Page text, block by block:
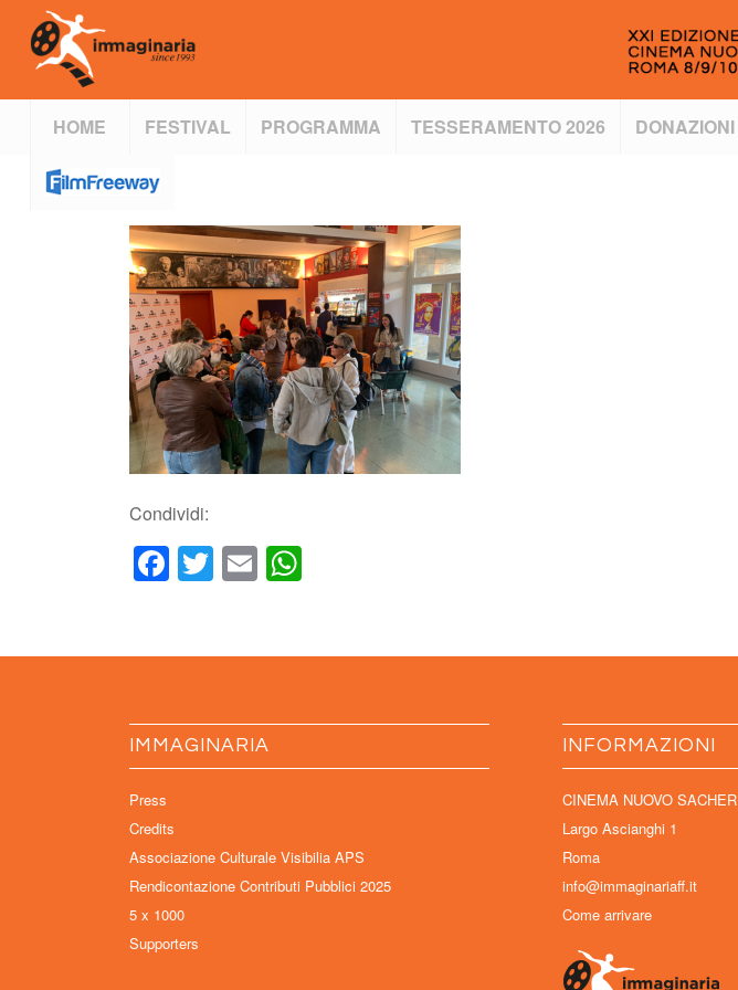
HOME FESTIVAL PROGRAMMA TESSERAMENTO 2026 DONAZIONI
Condividi:
Facebook
Twitter
Email
IMMAGINARIA
Press
Credits
Associazione Culturale Visibilia APS
Rendicontazione Contributi Pubblici 2025
5 x 1000
Supporters
INFORMAZIONI
CINEMA NUOVO SACHER
Largo Ascianghi 1
Roma
info@immaginariaff.it
Come arrivare